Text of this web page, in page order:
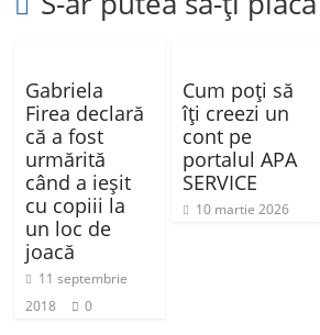
Gabriela
Firea declară
că a fost
urmărită
când a ieşit
cu copiii la
un loc de
joacă
11 septembrie
2018
0
Cum poți să
îți creezi un
cont pe
portalul APA
SERVICE
10 martie 2026